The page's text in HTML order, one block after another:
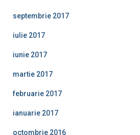
septembrie 2017
iulie 2017
iunie 2017
martie 2017
februarie 2017
ianuarie 2017
octombrie 2016